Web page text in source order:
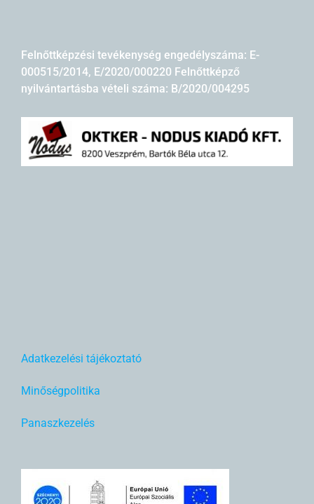
Felnőttképzési tevékenység engedélyszáma: E-
000515/2014, E/2020/000220 Felnőttképző
nyilvántartásba vételi száma: B/2020/004295
Adatkezelési tájékoztató
Minőségpolitika
Panaszkezelés